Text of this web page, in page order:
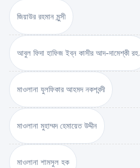
জিয়াউর রহমান মুন্সী
আবুল ফিদা হাফিজ ইব্‌ন কাসীর আদ-দামেশ্‌কী রহ.
মাওলানা যুলফিকার আহমদ নকশবন্দী
মাওলানা মুহাম্মদ হেমায়েত উদ্দীন
মাওলানা শামসুল হক